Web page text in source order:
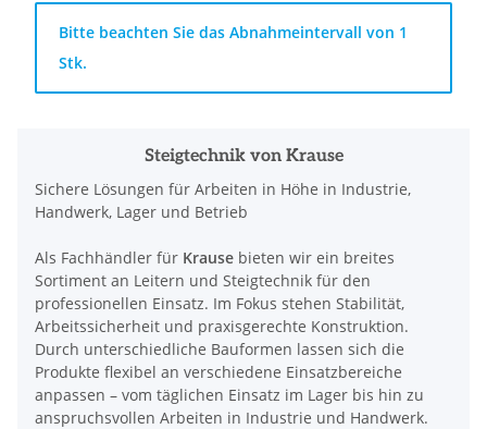
x
Bitte beachten Sie das Abnahmeintervall von 1
Stk.
Steigtechnik von Krause
Sichere Lösungen für Arbeiten in Höhe in Industrie,
Handwerk, Lager und Betrieb
Als Fachhändler für Krause bieten wir ein breites
Sortiment an Leitern und Steigtechnik für den
professionellen Einsatz. Im Fokus stehen Stabilität,
Arbeitssicherheit und praxisgerechte Konstruktion.
Durch unterschiedliche Bauformen lassen sich die
Produkte flexibel an verschiedene Einsatzbereiche
anpassen – vom täglichen Einsatz im Lager bis hin zu
anspruchsvollen Arbeiten in Industrie und Handwerk.